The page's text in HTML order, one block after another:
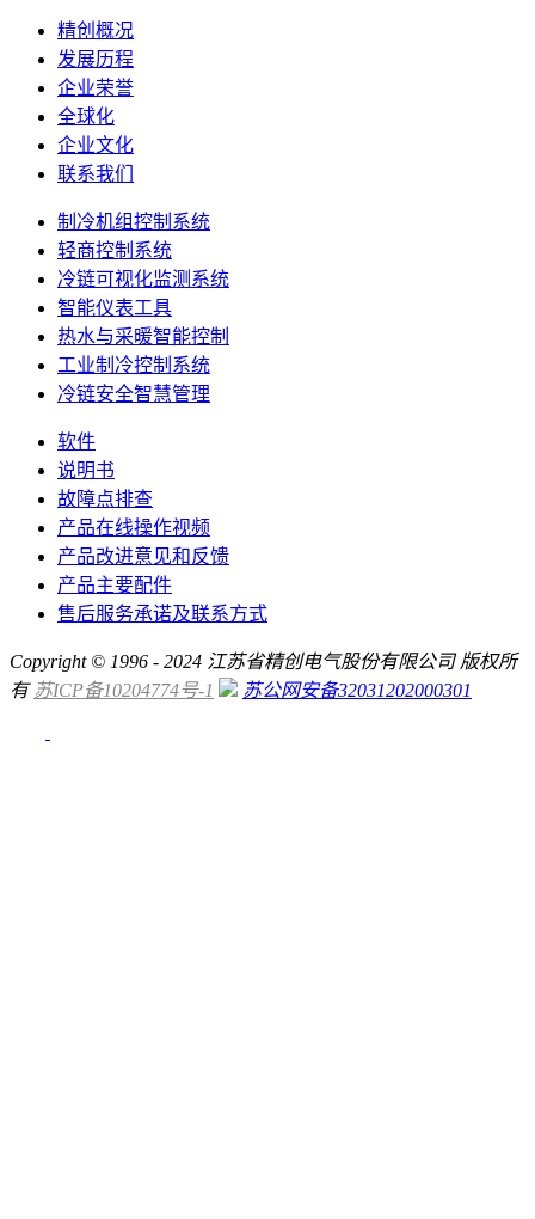
精创概况
发展历程
企业荣誉
全球化
企业文化
联系我们
制冷机组控制系统
轻商控制系统
冷链可视化监测系统
智能仪表工具
热水与采暖智能控制
工业制冷控制系统
冷链安全智慧管理
软件
说明书
故障点排查
产品在线操作视频
产品改进意见和反馈
产品主要配件
售后服务承诺及联系方式
Copyright © 1996 - 2024 江苏省精创电气股份有限公司 版权所
有 苏ICP备10204774号-1 苏公网安备32031202000301